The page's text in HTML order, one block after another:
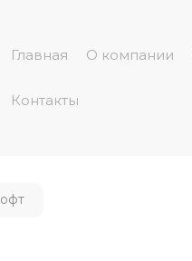
Главная О компании
Контакты